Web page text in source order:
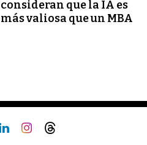
consideran que la IA es
más valiosa que un MBA